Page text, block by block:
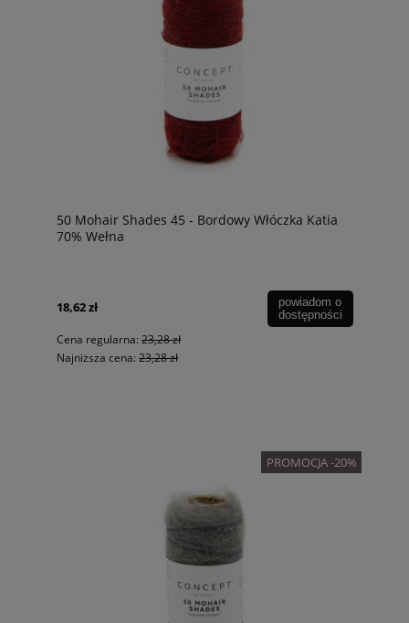
50 Mohair Shades 45 - Bordowy Włóczka Katia
70% Wełna
18,62 zł
Cena regularna: 23,28 zł
Najniższa cena: 23,28 zł
powiadom o
dostępności
PROMOCJA -20%